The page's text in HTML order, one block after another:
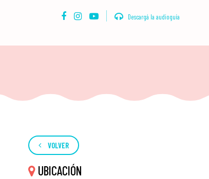
Descargá la audioguía
VOLVER
UBICACIÓN